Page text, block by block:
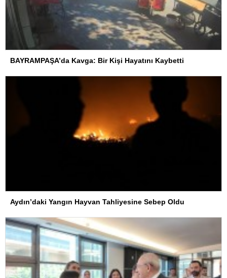
BAYRAMPAŞA’da Kavga: Bir Kişi Hayatını Kaybetti
Aydın’daki Yangın Hayvan Tahliyesine Sebep Oldu